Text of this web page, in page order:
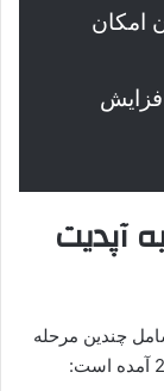
امکان
دلار افزایش
آپدیت
چندین مرحله